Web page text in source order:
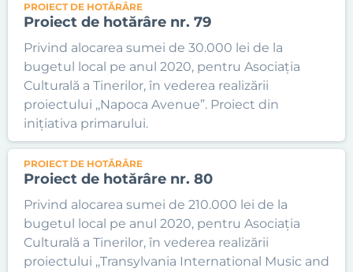
PROIECT DE HOTĂRÂRE
Proiect de hotărâre nr. 79
Privind alocarea sumei de 30.000 lei de la
bugetul local pe anul 2020, pentru Asociația
Culturală a Tinerilor, în vederea realizării
proiectului ,,Napoca Avenue”. Proiect din
inițiativa primarului.
PROIECT DE HOTĂRÂRE
Proiect de hotărâre nr. 80
Privind alocarea sumei de 210.000 lei de la
bugetul local pe anul 2020, pentru Asociația
Culturală a Tinerilor, în vederea realizării
proiectului ,,Transylvania International Music and